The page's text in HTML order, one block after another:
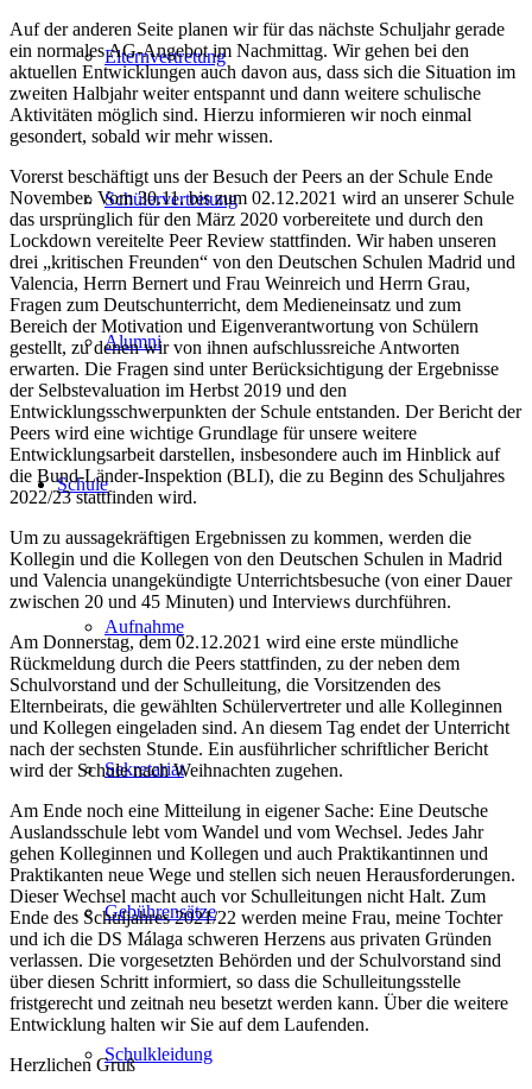
Elternvertretung
Schülervertretung
Alumni
Schule
Aufnahme
Sekretariat
Gebührensätze
Schulkleidung
Auf der anderen Seite planen wir für das nächste Schuljahr gerade
ein normales AG-Angebot im Nachmittag. Wir gehen bei den
aktuellen Entwicklungen auch davon aus, dass sich die Situation im
zweiten Halbjahr weiter entspannt und dann weitere schulische
Aktivitäten möglich sind. Hierzu informieren wir noch einmal
gesondert, sobald wir mehr wissen.
Vorerst beschäftigt uns der Besuch der Peers an der Schule Ende
November. Vom 30.11. bis zum 02.12.2021 wird an unserer Schule
das ursprünglich für den März 2020 vorbereitete und durch den
Lockdown vereitelte Peer Review stattfinden. Wir haben unseren
drei „kritischen Freunden“ von den Deutschen Schulen Madrid und
Valencia, Herrn Bernert und Frau Weinreich und Herrn Grau,
Fragen zum Deutschunterricht, dem Medieneinsatz und zum
Bereich der Motivation und Eigenverantwortung von Schülern
gestellt, zu denen wir von ihnen aufschlussreiche Antworten
erwarten. Die Fragen sind unter Berücksichtigung der Ergebnisse
der Selbstevaluation im Herbst 2019 und den
Entwicklungsschwerpunkten der Schule entstanden. Der Bericht der
Peers wird eine wichtige Grundlage für unsere weitere
Entwicklungsarbeit darstellen, insbesondere auch im Hinblick auf
die Bund-Länder-Inspektion (BLI), die zu Beginn des Schuljahres
2022/23 stattfinden wird.
Um zu aussagekräftigen Ergebnissen zu kommen, werden die
Kollegin und die Kollegen von den Deutschen Schulen in Madrid
und Valencia unangekündigte Unterrichtsbesuche (von einer Dauer
zwischen 20 und 45 Minuten) und Interviews durchführen.
Am Donnerstag, dem 02.12.2021 wird eine erste mündliche
Rückmeldung durch die Peers stattfinden, zu der neben dem
Schulvorstand und der Schulleitung, die Vorsitzenden des
Elternbeirats, die gewählten Schülervertreter und alle Kolleginnen
und Kollegen eingeladen sind. An diesem Tag endet der Unterricht
nach der sechsten Stunde. Ein ausführlicher schriftlicher Bericht
wird der Schule nach Weihnachten zugehen.
Am Ende noch eine Mitteilung in eigener Sache: Eine Deutsche
Auslandsschule lebt vom Wandel und vom Wechsel. Jedes Jahr
gehen Kolleginnen und Kollegen und auch Praktikantinnen und
Praktikanten neue Wege und stellen sich neuen Herausforderungen.
Dieser Wechsel macht auch vor Schulleitungen nicht Halt. Zum
Ende des Schuljahres 2021/22 werden meine Frau, meine Tochter
und ich die DS Málaga schweren Herzens aus privaten Gründen
verlassen. Die vorgesetzten Behörden und der Schulvorstand sind
über diesen Schritt informiert, so dass die Schulleitungsstelle
fristgerecht und zeitnah neu besetzt werden kann. Über die weitere
Entwicklung halten wir Sie auf dem Laufenden.
Herzlichen Gruß